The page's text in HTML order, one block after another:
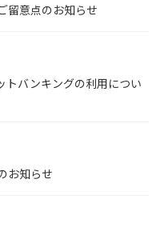
留意点のお知らせ
バンキングの利用につい
お知らせ